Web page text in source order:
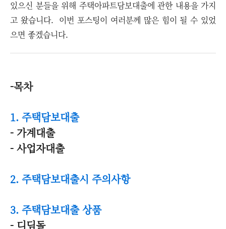
있으신 분들을 위해 주택아파트담보대출에 관한 내용을 가지
고 왔습니다. 이번 포스팅이 여러분께 많은 힘이 될 수 있었
으면 좋겠습니다.
-목차
1. 주택담보대출
- 가계대출
- 사업자대출
2. 주택담보대출시 주의사항
3. 주택담보대출 상품
- 디딤돌